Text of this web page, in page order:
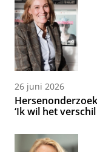
26 juni 2026
‘Ik wil het